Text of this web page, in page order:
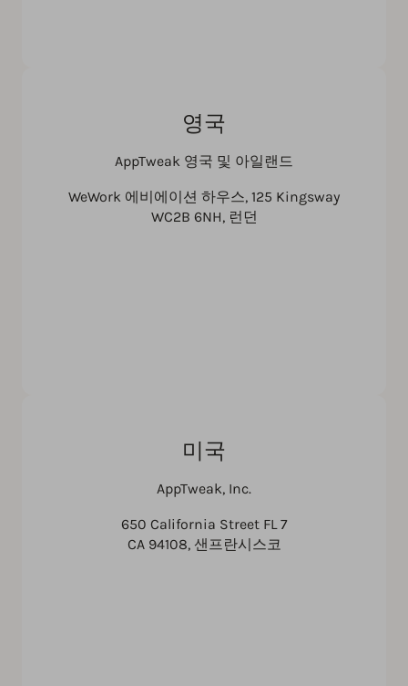
영국
AppTweak 영국 및 아일랜드
WeWork 에비에이션 하우스, 125 Kingsway
WC2B 6NH, 런던
미국
AppTweak, Inc.
650 California Street FL 7
CA 94108, 샌프란시스코